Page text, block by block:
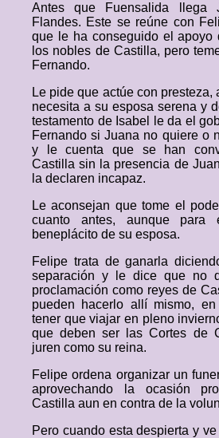
Antes que Fuensalida llega
Flandes. Este se reúne con
que le ha conseguido el apoyo
los nobles de Castilla, pero
Fernando.
Le pide que actúe con
necesita a su esposa serena y
testamento de Isabel le da el
Fernando si Juana no quiere o
y le cuenta que se han
Castilla sin la presencia de
la declaren incapaz.
Le aconsejan que tome el
cuanto antes, aunque para
beneplácito de su esposa.
Felipe trata de ganarla
separación y le dice que no
proclamación como reyes de
pueden hacerlo allí mismo,
tener que viajar en pleno
que deben ser las Cortes de
juren como su reina.
Felipe ordena organizar un
aprovechando la ocasión
Castilla aun en contra de la
Pero cuando esta despierta y